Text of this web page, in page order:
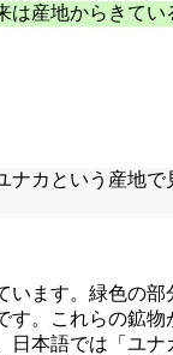
産地からきてい
カという産地
ます。緑色の
す。これらの鉱
本語では「ユ